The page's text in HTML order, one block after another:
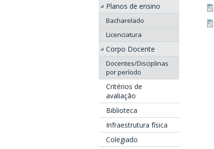
Planos de ensino
Bacharelado
Licenciatura
Corpo Docente
Docentes/Disciplinas
por período
Critérios de
avaliação
Biblioteca
Infraestrutura física
Colegiado